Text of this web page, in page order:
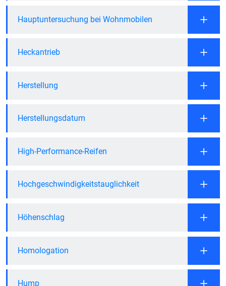
Hauptuntersuchung bei Wohnmobilen
Heckantrieb
Herstellung
Herstellungsdatum
High-Performance-Reifen
Hochgeschwindigkeitstauglichkeit
Höhenschlag
Homologation
Hump